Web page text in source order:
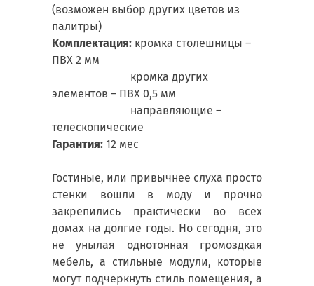
(возможен выбор других цветов из
палитры)
Комплектация: кромка столешницы –
ПВХ 2 мм
кромка других
элементов – ПВХ 0,5 мм
направляющие –
телескопические
Гарантия: 12 мес
Гостиные, или привычнее слуха просто
стенки вошли в моду и прочно
закрепились практически во всех
домах на долгие годы. Но сегодня, это
не унылая однотонная громоздкая
мебель, а стильные модули, которые
могут подчеркнуть стиль помещения, а